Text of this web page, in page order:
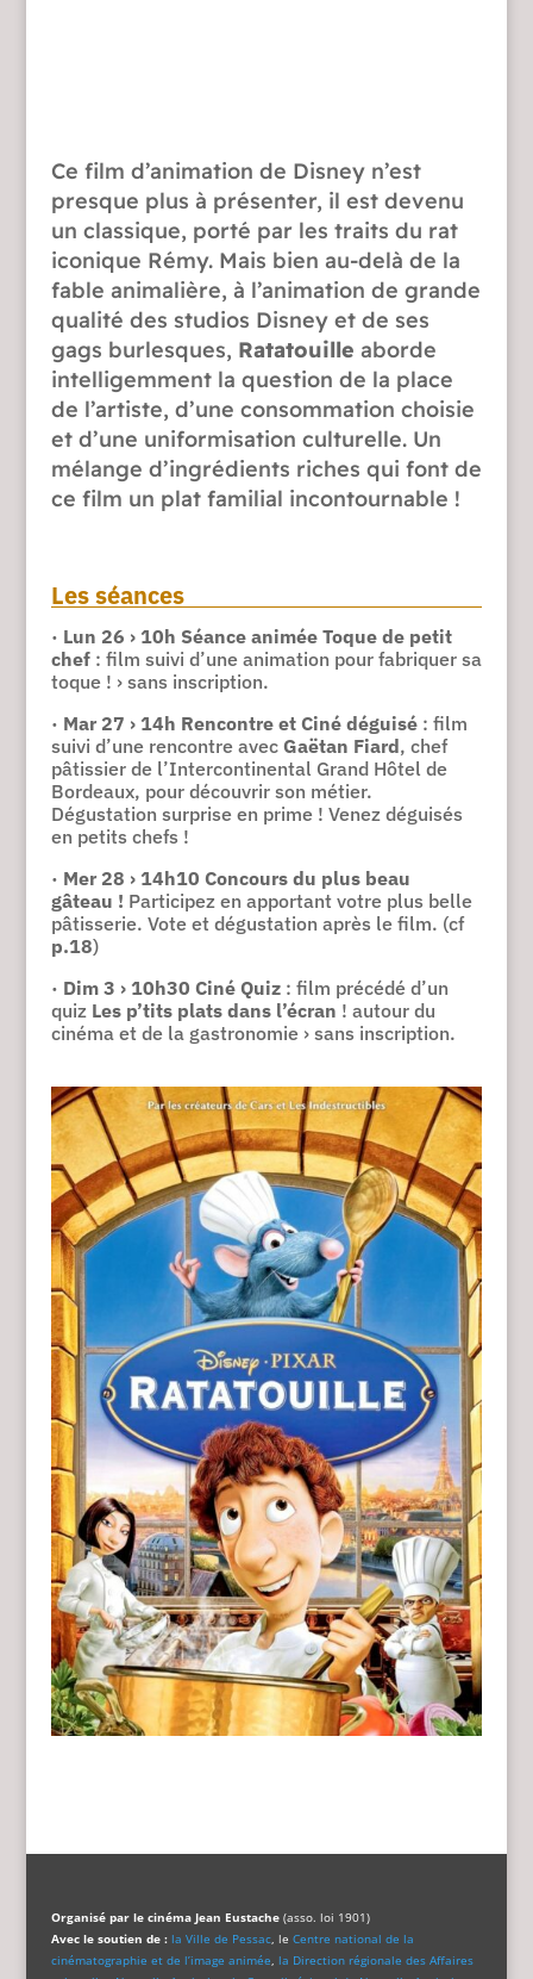
Ce film d’animation de Disney n’est
presque plus à présenter, il est devenu
un classique, porté par les traits du rat
iconique Rémy. Mais bien au-delà de la
fable animalière, à l’animation de grande
qualité des studios Disney et de ses
gags burlesques, Ratatouille aborde
intelligemment la question de la place
de l’artiste, d’une consommation choisie
et d’une uniformisation culturelle. Un
mélange d’ingrédients riches qui font de
ce film un plat familial incontournable !
Les séances
· Lun 26 › 10h Séance animée Toque de petit
chef: film suivi d’une animation pour fabriquer sa
toque ! › sans inscription.
· Mar 27 › 14h Rencontre et Ciné déguisé : film
suivi d’une rencontre avec Gaëtan Fiard, chef
pâtissier de l’Intercontinental Grand Hôtel de
Bordeaux, pour découvrir son métier.
Dégustation surprise en prime ! Venez déguisés
en petits chefs !
· Mer 28 › 14h10 Concours du plus beau
gâteau ! Participez en apportant votre plus belle
pâtisserie. Vote et dégustation après le film. (cf
p.18)
· Dim 3 › 10h30 Ciné Quiz: film précédé d’un
quiz Les p’tits plats dans l’écran ! autour du
cinéma et de la gastronomie › sans inscription.
Organisé par le cinéma Jean Eustache(asso. loi 1901)
Avec le soutien de : la Ville de Pessac, le Centre national de la
cinématographie et de l’image animée la Direction régionale des Affaires